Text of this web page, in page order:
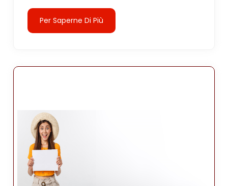
Per Saperne Di Più